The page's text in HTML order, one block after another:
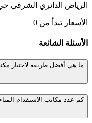
الرياض الدائري الشرقي
الأسعار تبدأ من 0
الأسئلة الشائعة
ما هي أفضل طريقة لاختيار
كم عدد مكاتب الاستقدام